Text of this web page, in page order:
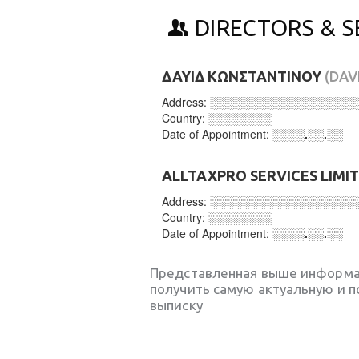
DIRECTORS &
ΔΑΥΙΔ ΚΩΝΣΤΑΝΤΙΝΟΥ
Address:
Country: ░░░░░░░░
Date of Appointment: ░░░░.░░.░░
ALLTAXPRO SERVICES
Address:
Country: ░░░░░░░░
Date of Appointment: ░░░░.░░.░░
Представленная выше
получить самую актуальную и
выписку